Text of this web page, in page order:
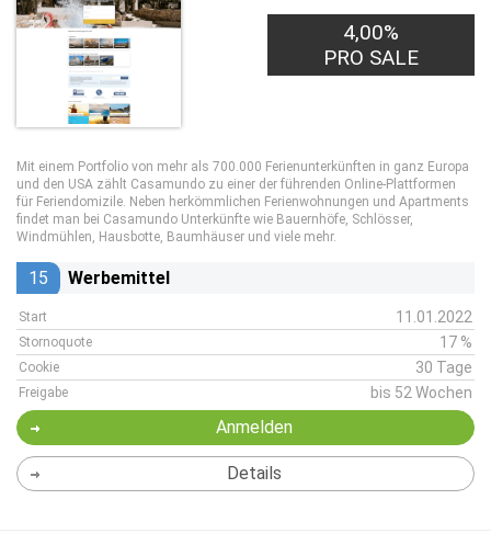
4,00%
PRO SALE
Mit einem Portfolio von mehr als 700.000 Ferienunterkünften in ganz Europa
und den USA zählt Casamundo zu einer der führenden Online-Plattformen
für Feriendomizile. Neben herkömmlichen Ferienwohnungen und Apartments
findet man bei Casamundo Unterkünfte wie Bauernhöfe, Schlösser,
Windmühlen, Hausbotte, Baumhäuser und viele mehr.
15 Werbemittel
Start 11.01.2022
Stornoquote 17 %
Cookie 30 Tage
Freigabe bis 52 Wochen
Anmelden
Details